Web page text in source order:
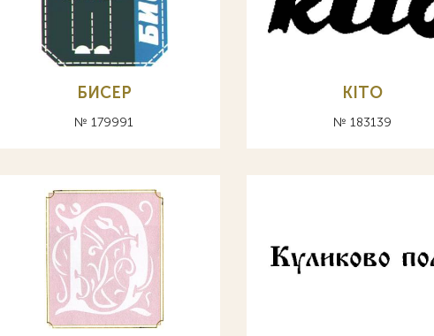
БИСЕР
№ 179991
KITO
№ 183139